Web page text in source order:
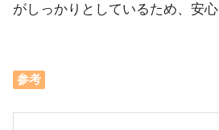
がしっかりとしているため、安心
参考